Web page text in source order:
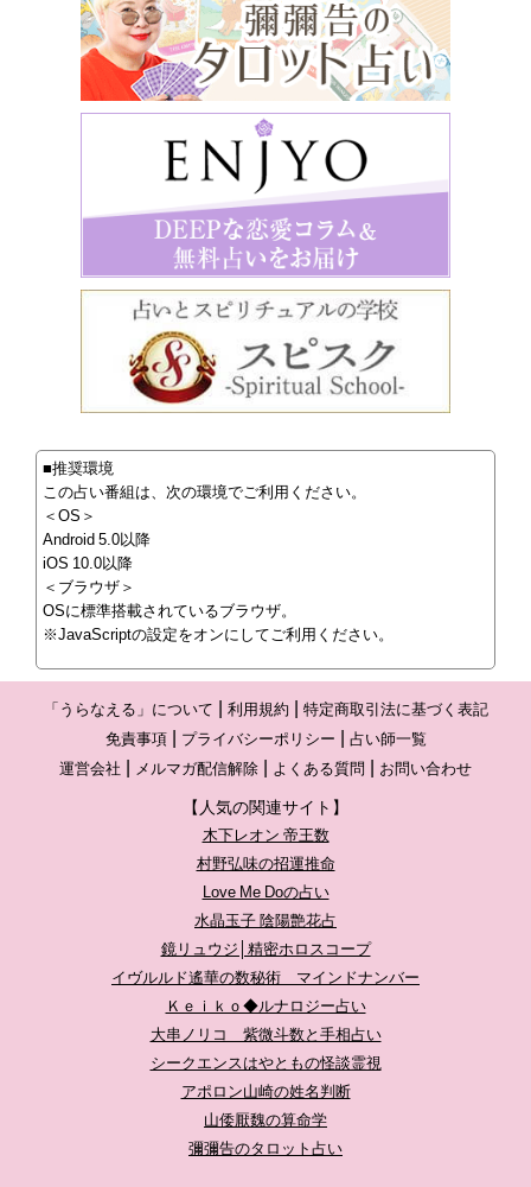
■推奨環境
この占い番組は、次の環境でご利用ください。
＜OS＞
Android 5.0以降
iOS 10.0以降
＜ブラウザ＞
OSに標準搭載されているブラウザ。
※JavaScriptの設定をオンにしてご利用ください。
「うらなえる」について 利用規約
特定商取引法に基づく表記
免責事項
プライバシーポリシー
占い師一覧
運営会社
メルマガ配信解除 よくある質問 お問い合わせ
【人気の関連サイト】
木下レオン 帝王数
村野弘味の招運推命
Love Me Doの占い
水晶玉子 陰陽艶花占
鏡リュウジ│精密ホロスコープ
イヴルルド遙華の数秘術 マインドナンバー
Ｋｅｉｋｏ◆ルナロジー占い
大串ノリコ 紫微斗数と手相占い
シークエンスはやともの怪談霊視
アポロン山崎の姓名判断
山倭厭魏の算命学
彌彌告のタロット占い